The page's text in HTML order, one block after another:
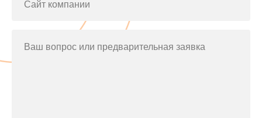
Сайт компании
Ваш вопрос или предварительная заявка